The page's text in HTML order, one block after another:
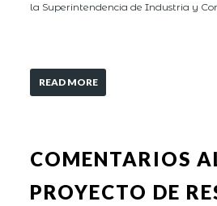
la Superintendencia de Industria y
READ MORE
COMENTARIOS
PROYECTO DE